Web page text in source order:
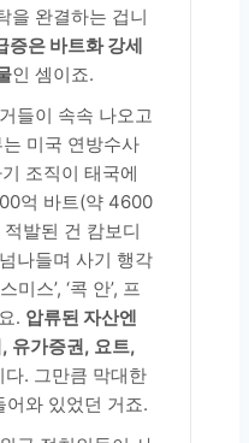
을 완결하는 겁니
증은 바트화 강세
인 셈이죠.
들이 속속 나오고
미국 연방수사
조직이 태국에
억 바트(약 4600
발된 건 캄보디
나들며 사기 행각
스’, ‘콕 안’, 프
. 압류된 자산엔
유가증권, 요트,
다. 그만큼 막대한
와 있었던 거죠.